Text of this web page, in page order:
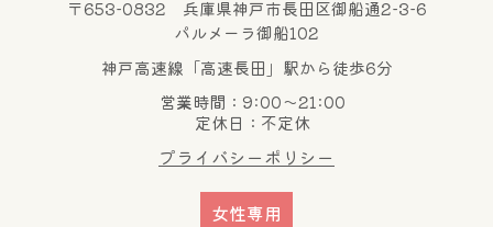
〒653-0832 兵庫県神戸市長田区御船通2-3-6
パルメーラ御船102
神戸高速線「高速長田」駅から徒歩6分
営業時間：9:00～21:00
定休日：不定休
プライバシーポリシー
女性専用